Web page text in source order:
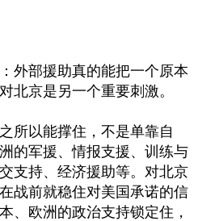
外部援助真的能把一个原本
北京是另一个重要刺激。
所以能撑住，不是单靠自
的军援、情报支援、训练与
支持、经济援助等。对北京
战前就稳住对美国承诺的信
、欧洲的政治支持锁定住，